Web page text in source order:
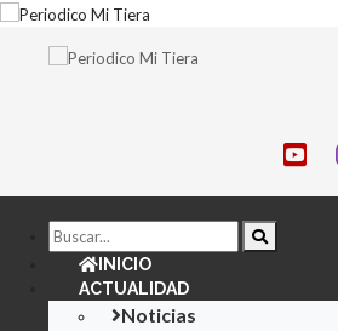
Pasar
contenido
INICIO
ACTUALIDAD
Noticias